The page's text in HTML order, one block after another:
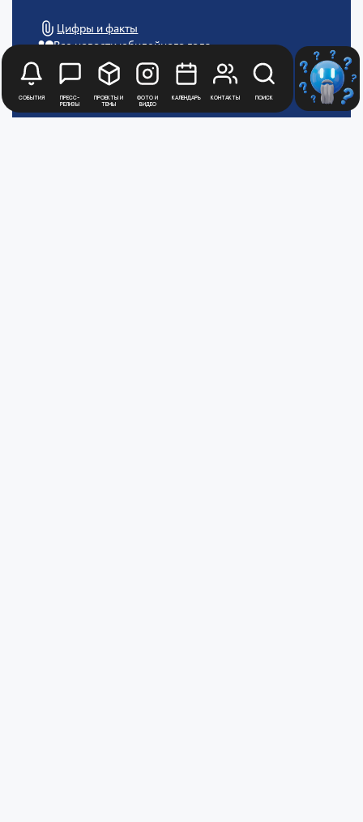
События
Пресс-
релизы
Проекты и
темы
Фото и
видео
Календарь Контакты Поиск
Цифры и факты
Все новости юбилейного года
Политика обработки персональных данных
АТОММЕДИА
Пользовательское соглашение АТОММЕДИА